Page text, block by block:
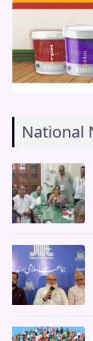
National